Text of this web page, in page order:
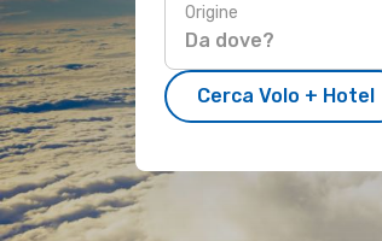
Origine
Cerca Volo + Hotel